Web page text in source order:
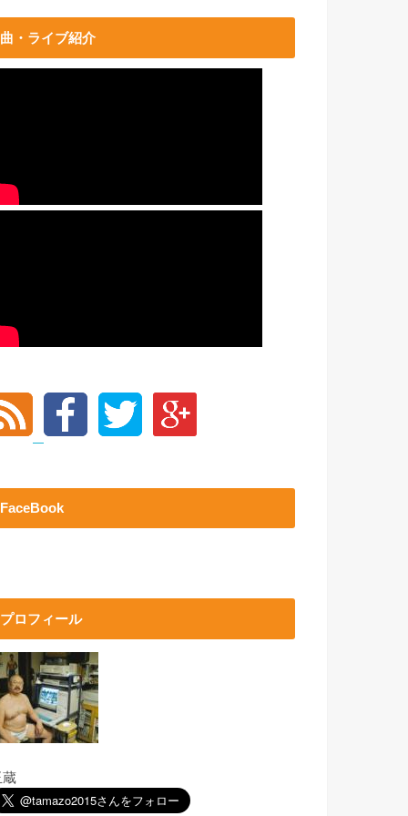
曲・ライブ紹介
FaceBook
プロフィール
蔵